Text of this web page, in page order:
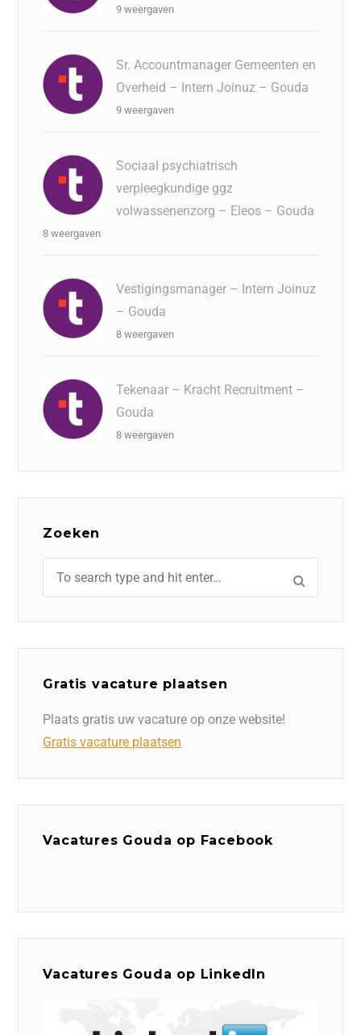
9 weergaven
Sr. Accountmanager Gemeenten en
Overheid – Intern Joinuz – Gouda
9 weergaven
Sociaal psychiatrisch
verpleegkundige ggz
volwassenenzorg – Eleos – Gouda
8 weergaven
Vestigingsmanager – Intern Joinuz
– Gouda
8 weergaven
Tekenaar – Kracht Recruitment –
Gouda
8 weergaven
Zoeken
Gratis vacature plaatsen
Plaats gratis uw vacature op onze website!
Gratis vacature plaatsen
Vacatures Gouda op Facebook
Vacatures Gouda op LinkedIn